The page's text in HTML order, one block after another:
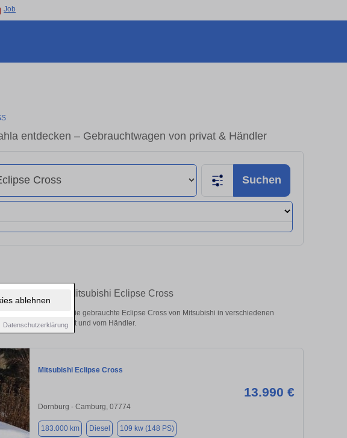
ablehnen
Datenschutzerklärung
Job
entdecken – Gebrauchtwagen von privat & Händler
Suchen
gebrauchten Mitsubishi Eclipse Cross
Entdecken Sie gebrauchte Eclipse Cross von Mitsubishi in verschiedenen
von privat und vom Händler.
Mitsubishi Eclipse Cross
13.990 €
Dornburg - Camburg, 07774
183.000 km Diesel 109 kw (148 PS)